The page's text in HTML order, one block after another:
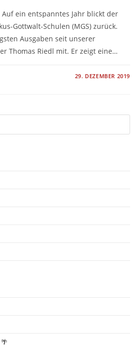
Auf ein entspanntes Jahr blickt der
Gottwalt-Schulen (MGS) zurück.
Ausgaben seit unserer
Thomas Riedl mit. Er zeigt eine…
29. DEZEMBER 2019